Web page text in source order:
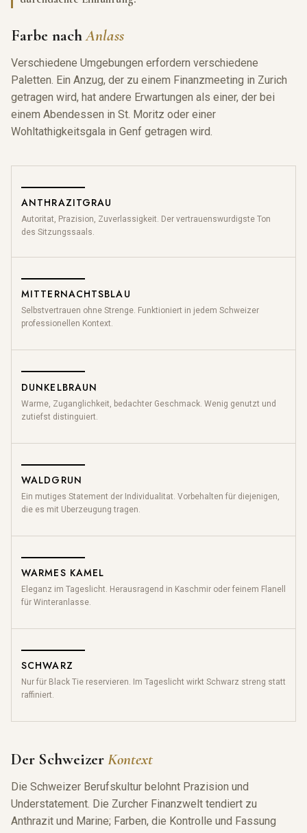
Farbe nachAnlass
Verschiedene Umgebungen erfordern verschiedene
Paletten. Ein Anzug, der zu einem Finanzmeeting in Zurich
getragen wird, hat andere Erwartungen als einer, der bei
einem Abendessen in St. Moritz oder einer
Wohltathigkeitsgala in Genf getragen wird.
ANTHRAZITGRAU
Autoritat, Prazision, Zuverlassigkeit. Der vertrauenswurdigste Ton
des Sitzungssaals.
MITTERNACHTSBLAU
Selbstvertrauen ohne Strenge. Funktioniert in jedem Schweizer
professionellen Kontext.
DUNKELBRAUN
Warme, Zuganglichkeit, bedachter Geschmack. Wenig genutzt und
zutiefst distinguiert.
WALDGRUN
Ein mutiges Statement der Individualitat. Vorbehalten für diejenigen,
die es mit Uberzeugung tragen.
WARMES KAMEL
Eleganz im Tageslicht. Herausragend in Kaschmir oder feinem Flanell
für Winteranlasse.
SCHWARZ
Nur für Black Tie reservieren. Im Tageslicht wirkt Schwarz streng statt
raffiniert.
Der SchweizerKontext
Die Schweizer Berufskultur belohnt Prazision und
Understatement. Die Zurcher Finanzwelt tendiert zu
Anthrazit und Marine; Farben, die Kontrolle und Fassung